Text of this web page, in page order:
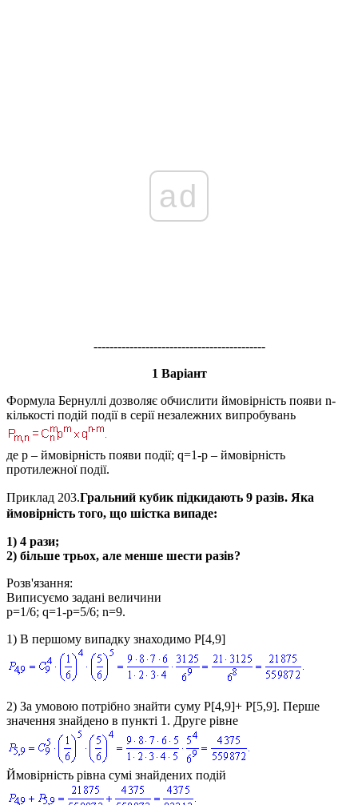
ad
-------------------------------------------
1 Варіант
Формула Бернуллі дозволяє обчислити ймовірність появи n-
кількості подій події в серії незалежних випробувань
де p – ймовірність появи події; q=1-p – ймовірність
протилежної події.
Приклад 203.Гральний кубик підкидають 9 разів. Яка
ймовірність того, що шістка випаде:
1) 4 рази;
2) більше трьох, але менше шести разів?
Розв'язання:
Виписуємо задані величини
p=1/6; q=1-p=5/6; n=9.
1) В першому випадку знаходимо P[4,9]
2) За умовою потрібно знайти суму P[4,9]+ P[5,9]. Перше
значення знайдено в пункті 1. Друге рівне
Ймовірність рівна сумі знайдених подій